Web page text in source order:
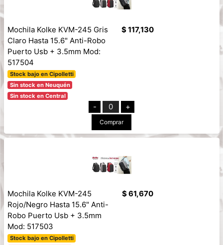
Mochila Kolke KVM-245 Gris
Claro Hasta 15.6" Anti-Robo
Puerto Usb + 3.5mm Mod:
517504
Stock bajo en Cipolletti
Sin stock en Neuquén
Sin stock en Central
$ 117,130
- 0 +
Comprar
Mochila Kolke KVM-245
Rojo/Negro Hasta 15.6" Anti-
Robo Puerto Usb + 3.5mm
Mod: 517503
Stock bajo en Cipolletti
$ 61,670